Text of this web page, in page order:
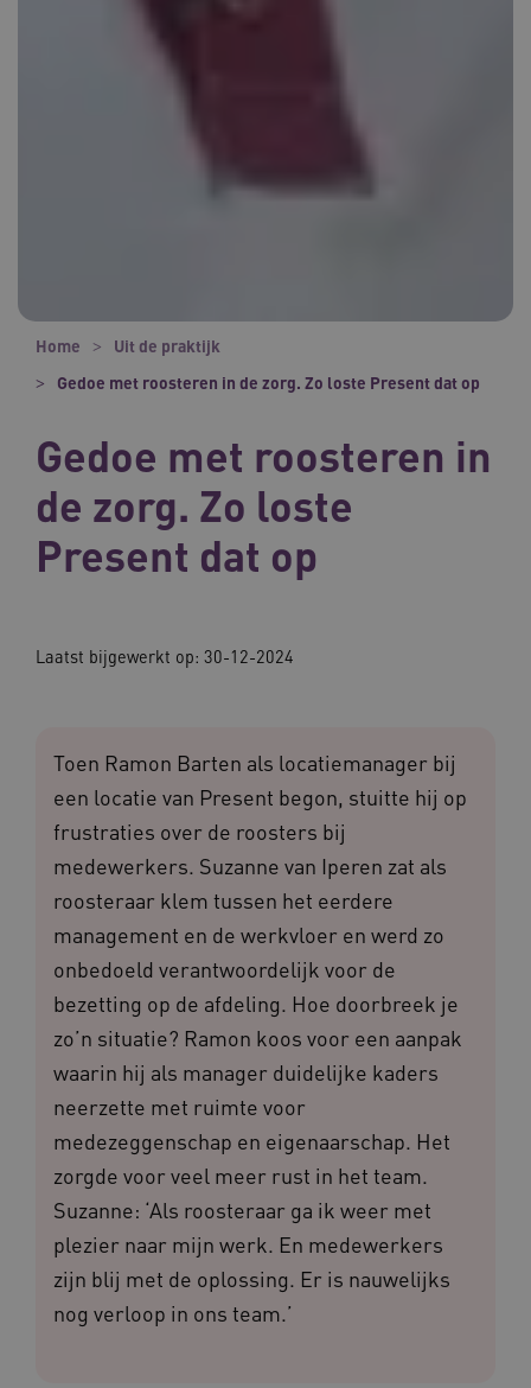
Home
Uit de praktijk
Gedoe met roosteren in de zorg. Zo loste Present dat op
Gedoe met roosteren in
de zorg. Zo loste
Present dat op
Laatst bijgewerkt op: 30-12-2024
Toen Ramon Barten als locatiemanager bij
een locatie van Present begon, stuitte hij op
frustraties over de roosters bij
medewerkers. Suzanne van Iperen zat als
roosteraar klem tussen het eerdere
management en de werkvloer en werd zo
onbedoeld verantwoordelijk voor de
bezetting op de afdeling. Hoe doorbreek je
zo’n situatie? Ramon koos voor een aanpak
waarin hij als manager duidelijke kaders
neerzette met ruimte voor
medezeggenschap en eigenaarschap. Het
zorgde voor veel meer rust in het team.
Suzanne: ‘Als roosteraar ga ik weer met
plezier naar mijn werk. En medewerkers
zijn blij met de oplossing. Er is nauwelijks
nog verloop in ons team.’